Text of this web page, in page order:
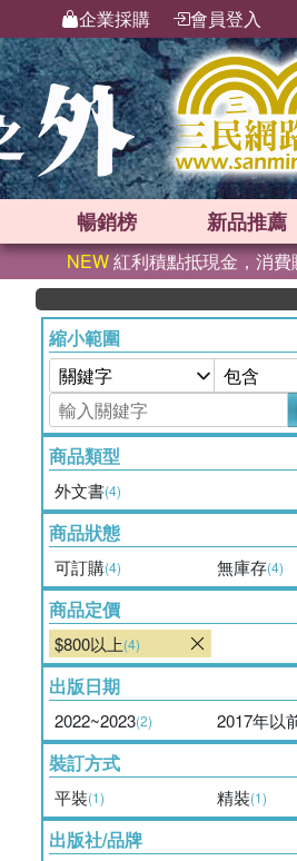
企業採購 會員登入
暢銷榜 新品推薦
NEW紅利積點抵現金，消
縮小範圍
商品類型
外文書(4)
商品狀態
可訂購(4) 無庫存(4)
商品定價
$800以上(4)
出版日期
2022~2023(2) 2017年以
裝訂方式
平裝(1) 精裝(1)
出版社/品牌